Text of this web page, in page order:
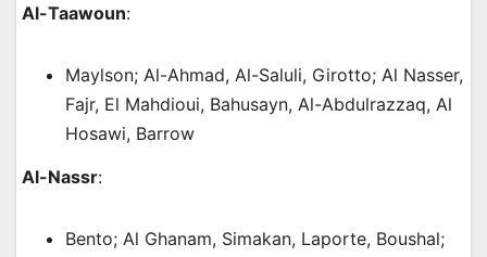
Al-Taawoun:
Maylson; Al-Ahmad, Al-Saluli, Girotto; Al Nasser,
Fajr, El Mahdioui, Bahusayn, Al-Abdulrazzaq, Al
Hosawi, Barrow
Al-Nassr:
Bento; Al Ghanam, Simakan, Laporte, Boushal;